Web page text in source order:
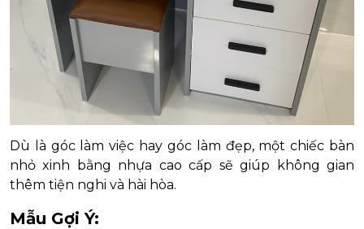
Dù là góc làm việc hay góc làm đẹp, một chiếc bàn
nhỏ xinh bằng nhựa cao cấp sẽ giúp không gian
thêm tiện nghi và hài hòa.
Mẫu Gợi Ý: